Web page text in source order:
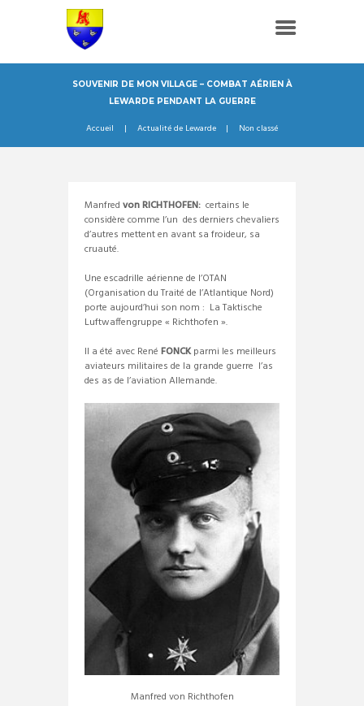
SOUVENIR DE MON VILLAGE – COMBAT AÉRIEN À
LEWARDE PENDANT LA GUERRE
Accueil Actualité de Lewarde Non classé
Manfred von RICHTHOFEN: certains le
considère comme l’un des derniers chevaliers
d’autres mettent en avant sa froideur, sa
cruauté.
Une escadrille aérienne de l’OTAN
(Organisation du Traité de l’Atlantique Nord)
porte aujourd’hui son nom : La Taktische
Luftwaffengruppe « Richthofen ».
Il a été avec René FONCKparmi les meilleurs
aviateurs militaires de la grande guerre l’as
des as de l’aviation Allemande.
Manfred von Richthofen